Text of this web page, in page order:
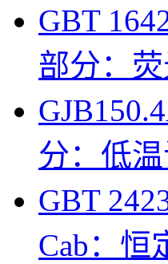
GBT
部分：
分：低
GBT
Cab：恒